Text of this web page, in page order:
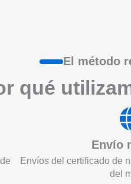
El método
qué
Envío
Envíos del certificado de
del